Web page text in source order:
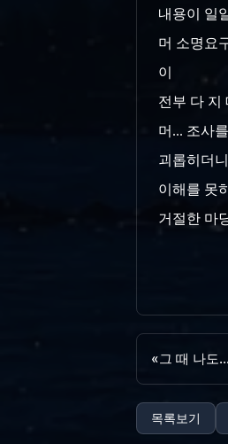
내용이 일
머 소명요
이
전부 다 지
머... 조사
괴롭히더
이해를 못
거절한 마
«그 때 나도...
목록보기